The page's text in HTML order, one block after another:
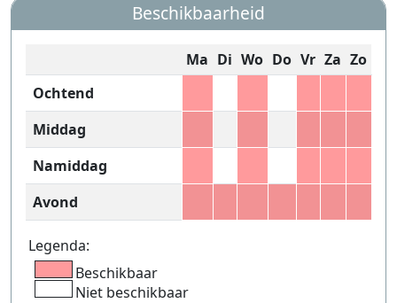
Beschikbaarheid
Ma Di Wo Do Vr Za Zo
Ochtend
Middag
Namiddag
Avond
Legenda:
Beschikbaar
Niet beschikbaar